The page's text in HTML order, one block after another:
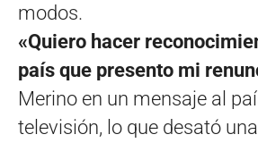
modos.
«Quiero hacer
país que presento mi
Merino en un mensaje al
televisión, lo que desató